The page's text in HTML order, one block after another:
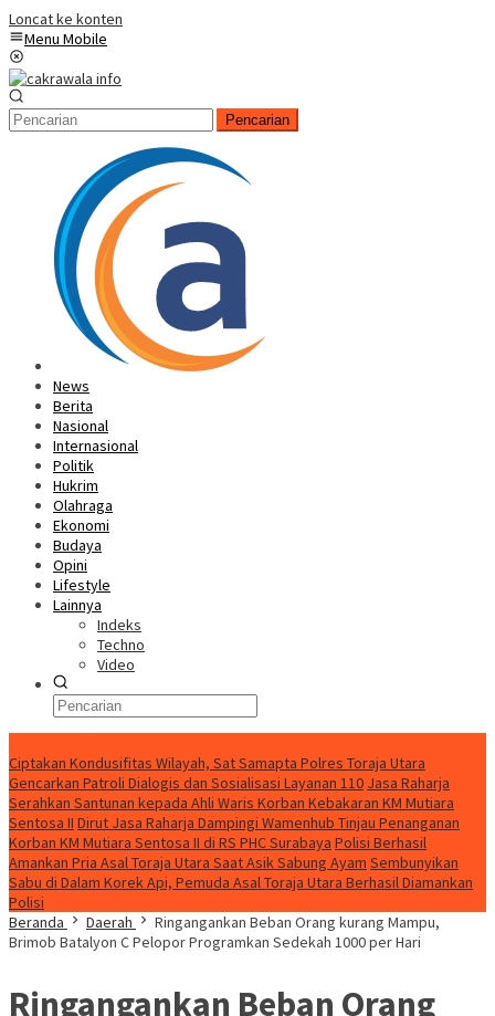
Loncat ke konten
Menu Mobile
Pencarian
News
Berita
Nasional
Internasional
Politik
Hukrim
Olahraga
Ekonomi
Budaya
Opini
Lifestyle
Lainnya
Indeks
Techno
Video
Ciptakan Kondusifitas Wilayah, Sat Samapta Polres Toraja Utara
Gencarkan Patroli Dialogis dan Sosialisasi Layanan 110 Jasa Raharja
Serahkan Santunan kepada Ahli Waris Korban Kebakaran KM Mutiara
Sentosa II Dirut Jasa Raharja Dampingi Wamenhub Tinjau Penanganan
Korban KM Mutiara Sentosa II di RS PHC Surabaya Polisi Berhasil
Amankan Pria Asal Toraja Utara Saat Asik Sabung Ayam Sembunyikan
Sabu di Dalam Korek Api, Pemuda Asal Toraja Utara Berhasil Diamankan
Polisi
Beranda
Daerah
Ringangankan Beban Orang kurang Mampu,
Brimob Batalyon C Pelopor Programkan Sedekah 1000 per Hari
Ringangankan Beban Orang